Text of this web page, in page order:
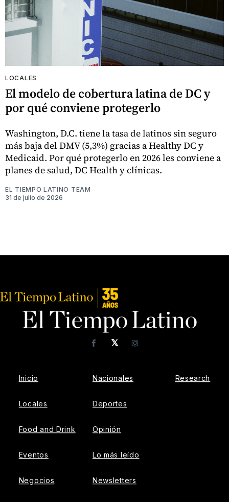
LOCALES
El modelo de cobertura latina de DC y
por qué conviene protegerlo
Washington, D.C. tiene la tasa de latinos sin seguro
más baja del DMV (5,3%) gracias a Healthy DC y
Medicaid. Por qué protegerlo en 2026 les conviene a
planes de salud, DC Health y clínicas.
EL TIEMPO LATINO TEAM
31 de julio de 2026
𝕏
FacebookInstagram
Inicio
Locales
Food and Drink
Eventos
Negocios
Nacionales
Deportes
Opinión
Lo más leído
Newsletters
Research